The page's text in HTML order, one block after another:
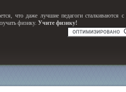
что даже лучшие педагоги сталкиваются
физику. Учите физику!